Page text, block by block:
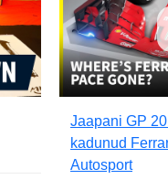
Jaapani GP
kadunud
Autosport